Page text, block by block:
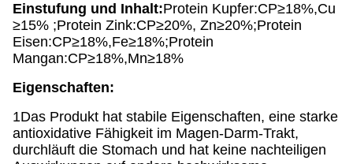
Einstufung und Inhalt:Protein Kupfer:CP≥18%,Cu
≥15% ;Protein Zink:CP≥20%, Zn≥20%;Protein
Eisen:CP≥18%,Fe≥18%;Protein
Mangan:CP≥18%,Mn≥18%
Eigenschaften:
1Das Produkt hat stabile Eigenschaften, eine starke
antioxidative Fähigkeit im Magen-Darm-Trakt,
durchläuft die Stomach und hat keine nachteiligen